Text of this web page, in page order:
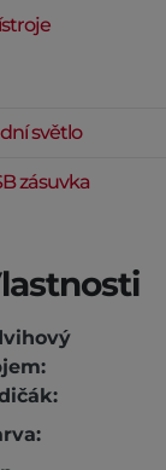
světlo
zásuvka